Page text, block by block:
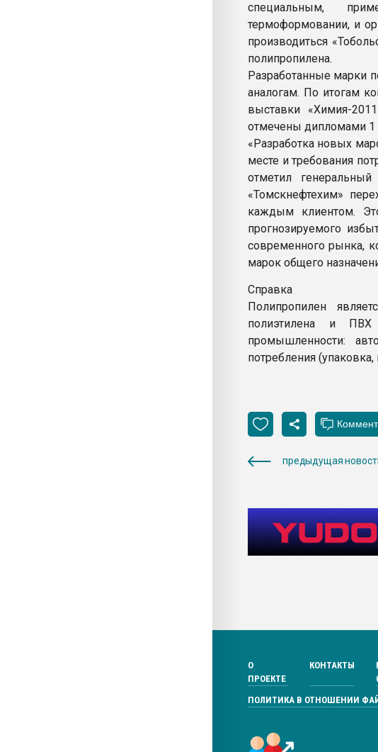
специальным,
термоформовании, и
производиться
полипропилена.
Разработанные марки
аналогам. По итогам
выставки «Химия-
отмечены дипломами 1
«Разработка новых
месте и требования
отметил
«Томскнефтехим»
каждым клиентом.
прогнозируемого
современного рынка,
марок общего
Справка
Полипропилен
полиэтилена и
промышленности:
потребления
предыдущая
О
ПРОЕКТЕ
КОНТАКТЫ
ПОЛИТИКА В ОТНОШЕНИИ